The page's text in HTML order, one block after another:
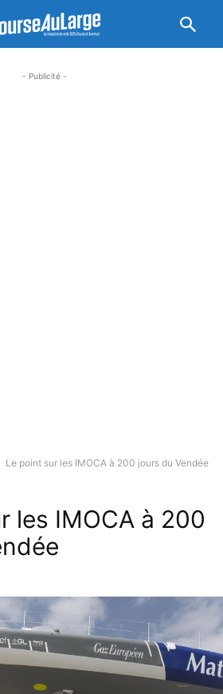
- Publicité -
Le point sur les IMOCA à 200 jours du Vendée
les IMOCA à 200